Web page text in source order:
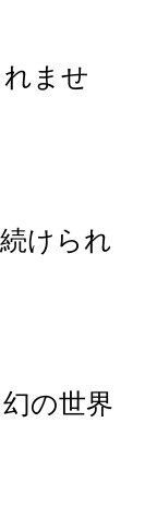
ませ
けられ
の世界